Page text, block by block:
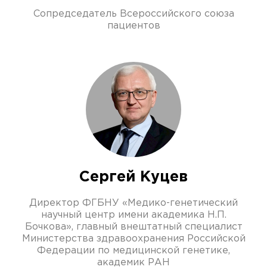
Сопредседатель Всероссийского союза
пациентов
Сергей Куцев
Директор ФГБНУ «Медико-генетический
научный центр имени академика Н.П.
Бочкова», главный внештатный специалист
Министерства здравоохранения Российской
Федерации по медицинской генетике,
академик РАН